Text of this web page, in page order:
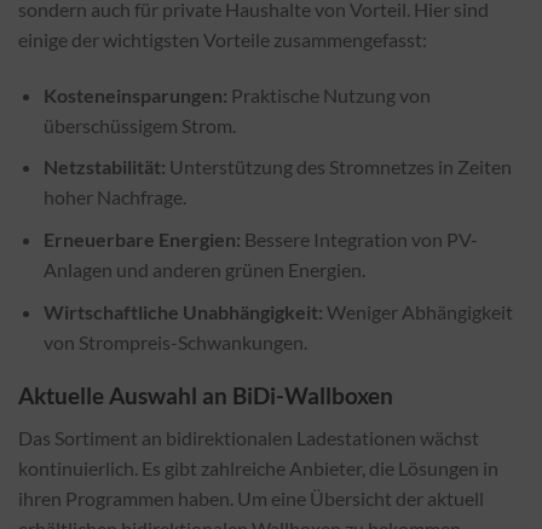
sondern auch für private Haushalte von Vorteil. Hier sind
einige der wichtigsten Vorteile zusammengefasst:
Kosteneinsparungen: Praktische Nutzung von
überschüssigem Strom.
Netzstabilität: Unterstützung des Stromnetzes in Zeiten
hoher Nachfrage.
Erneuerbare Energien: Bessere Integration von PV-
Anlagen und anderen grünen Energien.
Wirtschaftliche Unabhängigkeit: Weniger Abhängigkeit
von Strompreis-Schwankungen.
Aktuelle Auswahl an BiDi-Wallboxen
Das Sortiment an bidirektionalen Ladestationen wächst
kontinuierlich. Es gibt zahlreiche Anbieter, die Lösungen in
ihren Programmen haben. Um eine Übersicht der aktuell